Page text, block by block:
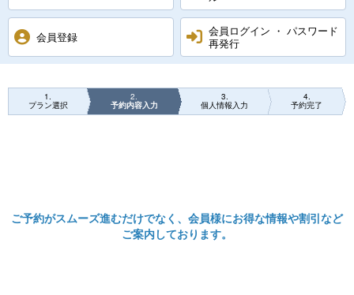
会員登録
会員ログイン ・ パスワード
再発行
1
プラン選択
2
予約内容入力
3
個人情報入力
4
予約完了
ご予約がスムーズ進むだけでなく、会員様にお得な情報や割引など
ご案内しております。